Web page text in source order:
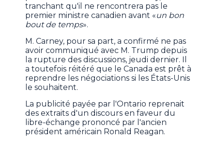
tranchant qu'il ne rencontrera pas le
premier ministre canadien avant «un bon
bout de temps».
M. Carney, pour sa part, a confirmé ne pas
avoir communiqué avec M. Trump depuis
la rupture des discussions, jeudi dernier. Il
a toutefois réitéré que le Canada est prêt à
reprendre les négociations si les États-Unis
le souhaitent.
La publicité payée par l'Ontario reprenait
des extraits d'un discours en faveur du
libre-échange prononcé par l'ancien
président américain Ronald Reagan.